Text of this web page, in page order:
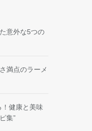
意外な5つの
満点のラーメ
！健康と美味
集”